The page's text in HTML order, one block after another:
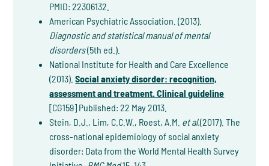
PMID: 22306132.
American Psychiatric Association. (2013).
Diagnostic and statistical manual of mental
disorders(5th ed.).
National Institute for Health and Care Excellence
(2013).Social anxiety disorder: recognition,
assessment and treatment. Clinical guideline
[CG159] Published: 22 May 2013.
Stein, D.J., Lim, C.C.W., Roest, A.M. et al.(2017). The
cross-national epidemiology of social anxiety
disorder: Data from the World Mental Health Survey